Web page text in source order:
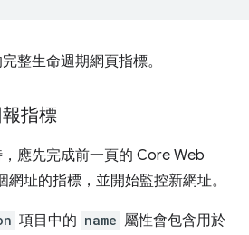
整生命週期網頁指標。
指標
應先完成前一頁的 Core Web
址的指標，並開始監控新網址。
項目中的 name 屬性會包含用於